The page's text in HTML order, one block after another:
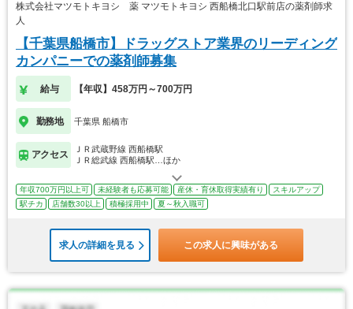
株式会社マツモトキヨシ 薬 マツモトキヨシ 西船橋北口駅前店の薬剤師求
人
【千葉県船橋市】ドラッグストア業界のリーディング
カンパニーでの薬剤師募集
給与 【年収】458万円～700万円
勤務地 千葉県 船橋市
アクセス
ＪＲ武蔵野線 西船橋駅
ＪＲ総武線 西船橋駅…ほか
年収700万円以上可 未経験者も応募可能 産休・育休取得実績有り
スキルアップ
駅チカ
店舗数30以上 積極採用中 夏～秋入職可
求人の詳細を見る この求人に興味がある